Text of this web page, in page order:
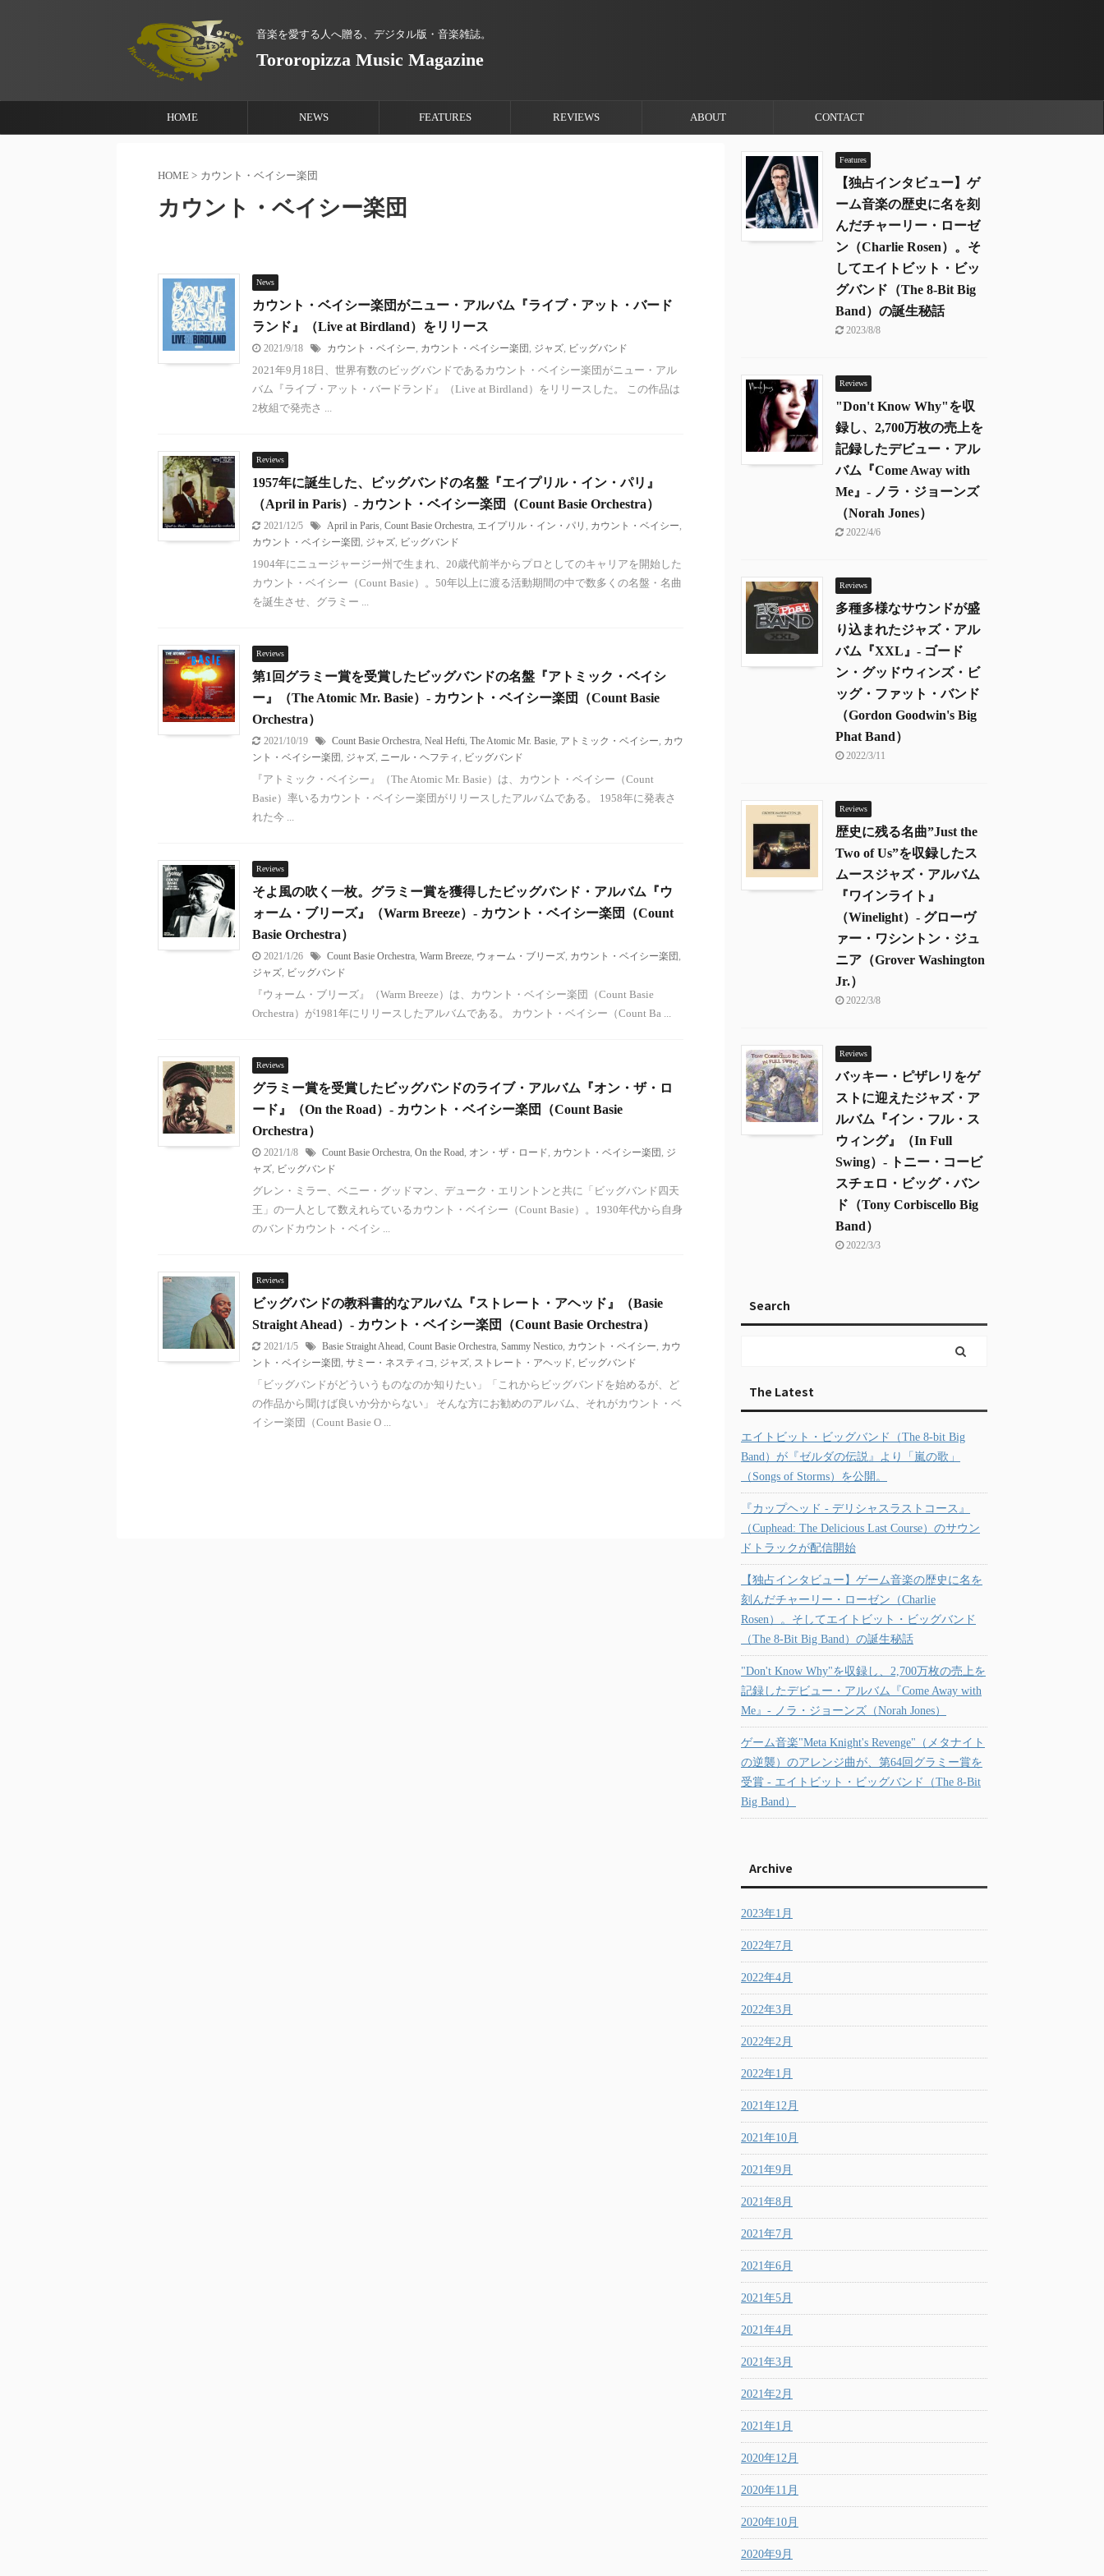
音楽を愛する人へ贈る、デジタル版・音楽雑誌。
Tororopizza Music Magazine
HOME NEWS FEATURES REVIEWS ABOUT CONTACT
HOME > カウント・ベイシー楽団
カウント・ベイシー楽団
News
カウント・ベイシー楽団がニュー・アルバム『ライブ・アット・バード
ランド』（Live at Birdland）をリリース
2021/9/18 カウント・ベイシー カウント・ベイシー楽団 ジャズ ビッグバンド
2021年9月18日、世界有数のビッグバンドであるカウント・ベイシー楽団がニュー・アル
バム『ライブ・アット・バードランド』（Live at Birdland）をリリースした。 この作品は
2枚組で発売さ ...
Reviews
1957年に誕生した、ビッグバンドの名盤『エイプリル・イン・パリ』
（April in Paris）- カウント・ベイシー楽団（Count Basie Orchestra）
2021/12/5 April in Paris Count Basie Orchestra エイプリル・イン・パリ カウント・ベイシー
カウント・ベイシー楽団 ジャズ ビッグバンド
1904年にニュージャージー州で生まれ、20歳代前半からプロとしてのキャリアを開始した
カウント・ベイシー（Count Basie）。50年以上に渡る活動期間の中で数多くの名盤・名曲
を誕生させ、グラミー ...
Reviews
第1回グラミー賞を受賞したビッグバンドの名盤『アトミック・ベイシ
ー』（The Atomic Mr. Basie）- カウント・ベイシー楽団（Count Basie
Orchestra）
2021/10/19 Count Basie Orchestra Neal Hefti The Atomic Mr. Basie アトミック・ベイシー カウ
ント・ベイシー楽団 ジャズ ニール・ヘフティ ビッグバンド
『アトミック・ベイシー』（The Atomic Mr. Basie）は、カウント・ベイシー（Count
Basie）率いるカウント・ベイシー楽団がリリースしたアルバムである。 1958年に発表さ
れた今 ...
Reviews
そよ風の吹く一枚。グラミー賞を獲得したビッグバンド・アルバム『ウ
ォーム・ブリーズ』（Warm Breeze）- カウント・ベイシー楽団（Count
Basie Orchestra）
2021/1/26 Count Basie Orchestra Warm Breeze ウォーム・ブリーズ カウント・ベイシー楽団
ジャズ ビッグバンド
『ウォーム・ブリーズ』（Warm Breeze）は、カウント・ベイシー楽団（Count Basie
Orchestra）が1981年にリリースしたアルバムである。 カウント・ベイシー（Count Ba ...
Reviews
グラミー賞を受賞したビッグバンドのライブ・アルバム『オン・ザ・ロ
ード』（On the Road）- カウント・ベイシー楽団（Count Basie
Orchestra）
2021/1/8 Count Basie Orchestra On the Road オン・ザ・ロード カウント・ベイシー楽団 ジ
ャズ ビッグバンド
グレン・ミラー、ベニー・グッドマン、デューク・エリントンと共に「ビッグバンド四天
王」の一人として数えれらているカウント・ベイシー（Count Basie）。1930年代から自身
のバンドカウント・ベイシ ...
Reviews
ビッグバンドの教科書的なアルバム『ストレート・アヘッド』（Basie
Straight Ahead）- カウント・ベイシー楽団（Count Basie Orchestra）
2021/1/5 Basie Straight Ahead Count Basie Orchestra Sammy Nestico カウント・ベイシー カウ
ント・ベイシー楽団 サミー・ネスティコ ジャズ ストレート・アヘッド ビッグバンド
「ビッグバンドがどういうものなのか知りたい」「これからビッグバンドを始めるが、ど
の作品から聞けば良いか分からない」 そんな方にお勧めのアルバム、それがカウント・ベ
イシー楽団（Count Basie O ...
Features
【独占インタビュー】ゲ
ーム音楽の歴史に名を刻
んだチャーリー・ローゼ
ン（Charlie Rosen）。そ
してエイトビット・ビッ
グバンド（The 8-Bit Big
Band）の誕生秘話
2023/8/8
Reviews
"Don't Know Why"を収
録し、2,700万枚の売上を
記録したデビュー・アル
バム『Come Away with
Me』- ノラ・ジョーンズ
（Norah Jones）
2022/4/6
Reviews
多種多様なサウンドが盛
り込まれたジャズ・アル
バム『XXL』- ゴード
ン・グッドウィンズ・ビ
ッグ・ファット・バンド
（Gordon Goodwin's Big
Phat Band）
2022/3/11
Reviews
歴史に残る名曲”Just the
Two of Us”を収録したス
ムースジャズ・アルバム
『ワインライト』
（Winelight）- グローヴ
ァー・ワシントン・ジュ
ニア（Grover Washington
Jr.）
2022/3/8
Reviews
バッキー・ピザレリをゲ
ストに迎えたジャズ・ア
ルバム『イン・フル・ス
ウィング』（In Full
Swing）- トニー・コービ
スチェロ・ビッグ・バン
ド（Tony Corbiscello Big
Band）
2022/3/3
Search
The Latest
エイトビット・ビッグバンド（The 8-bit Big
Band）が『ゼルダの伝説』より「嵐の歌」
（Songs of Storms）を公開。
『カップヘッド - デリシャスラストコース』
（Cuphead: The Delicious Last Course）のサウン
ドトラックが配信開始
【独占インタビュー】ゲーム音楽の歴史に名を
刻んだチャーリー・ローゼン（Charlie
Rosen）。そしてエイトビット・ビッグバンド
（The 8-Bit Big Band）の誕生秘話
"Don't Know Why"を収録し、2,700万枚の売上を
記録したデビュー・アルバム『Come Away with
Me』- ノラ・ジョーンズ（Norah Jones）
ゲーム音楽"Meta Knight's Revenge"（メタナイト
の逆襲）のアレンジ曲が、第64回グラミー賞を
受賞 - エイトビット・ビッグバンド（The 8-Bit
Big Band）
Archive
2023年1月
2022年7月
2022年4月
2022年3月
2022年2月
2022年1月
2021年12月
2021年10月
2021年9月
2021年8月
2021年7月
2021年6月
2021年5月
2021年4月
2021年3月
2021年2月
2021年1月
2020年12月
2020年11月
2020年10月
2020年9月